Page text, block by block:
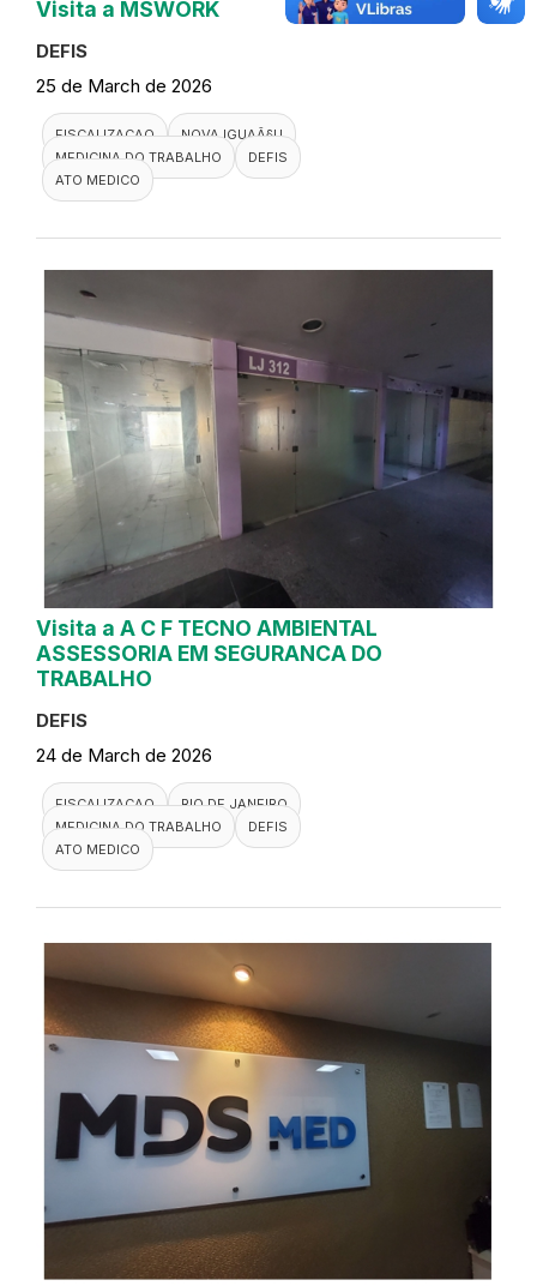
Visita a MSWORK
DEFIS
25 de March de 2026
FISCALIZACAO
NOVA IGUAÃ§U
MEDICINA DO TRABALHO
DEFIS
ATO MEDICO
Visita a A C F TECNO AMBIENTAL
ASSESSORIA EM SEGURANCA DO
TRABALHO
DEFIS
24 de March de 2026
FISCALIZACAO
RIO DE JANEIRO
MEDICINA DO TRABALHO
DEFIS
ATO MEDICO